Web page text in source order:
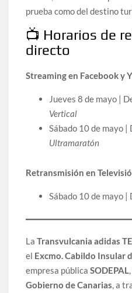
prueba como del destino
📺 Horarios de
directo
Streaming en Facebook y
Jueves 8 de mayo |
Vertical
Sábado 10 de mayo |
Ultramaratón
Retransmisión en
Sábado 10 de mayo
LaTransvulcania adidas
el Excmo. Cabildo Insular
empresa públicaSODEPAL
Gobierno de Canarias , a